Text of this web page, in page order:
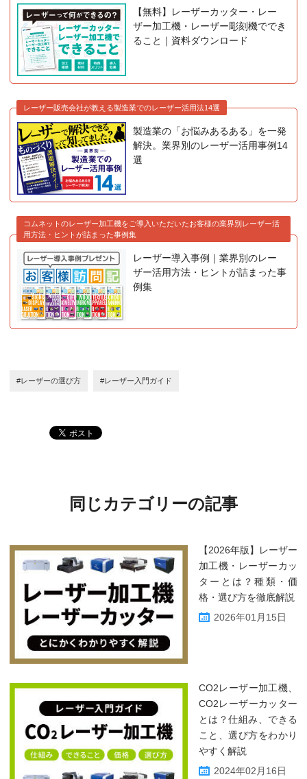
【無料】レーザーカッター・レー
ザー加工機・レーザー彫刻機ででき
ること｜資料ダウンロード
レーザー販売会社が教える製造業でのレーザー活用法14選
製造業の「お悩みあるある」を一発
解決。業界別のレーザー活用事例14
選
コムネットのレーザー加工機をご導入いただいたお客様の業界別レーザー活
用方法・ヒントが詰まった事例集
レーザー導入事例｜業界別のレー
ザー活用方法・ヒントが詰まった事
例集
#レーザーの選び方 #レーザー入門ガイド
同じカテゴリーの記事
【2026年版】レーザー
加工機・レーザーカッ
ターとは？種類・価
格・選び方を徹底解説
2026年01月15日
CO2レーザー加工機、
CO2レーザーカッター
とは？仕組み、できる
こと、選び方をわかり
やすく解説
2024年02月16日